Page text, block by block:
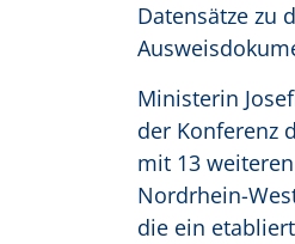
Datensätze zu
Ministerin
der Konferenz
mit 13
Nordrhein-
die ein